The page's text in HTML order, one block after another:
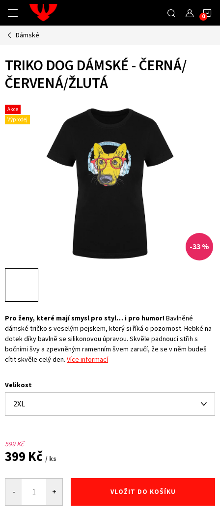
obsah
Dámské
TRIKO DOG DÁMSKÉ - ČERNÁ/
ČERVENÁ/ŽLUTÁ
Akce
Výprodej
-33 %
Pro ženy, které mají smysl pro styl… i pro humor!Bavlněné
dámské tričko s veselým pejskem, který si říká o pozornost. Hebké na
dotek díky bavlně se silikonovou úpravou. Skvěle padnoucí střih s
bočními švy a zpevněným ramenním švem zaručí, že se v něm budeš
cítit skvěle celý den. Více informací
Velikost
599 Kč
399 Kč / ks
cena:
VLOŽIT DO KOŠÍKU